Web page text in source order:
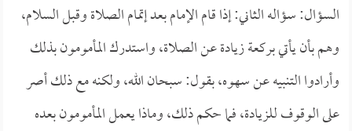
السؤال: سؤاله الثاني: إذا قام الإمام بعد إتمام الصلاة وقبل السلام،
وهم بأن يأتي بركعة زيادة عن الصلاة، واستدرك المأمومون بذلك
وأرادوا التنبيه عن سهوه، بقول: سبحان الله، ولكنه مع ذلك أصر
على الوقوف للزيادة، فما حكم ذلك، وماذا يعمل المأمومون بعده